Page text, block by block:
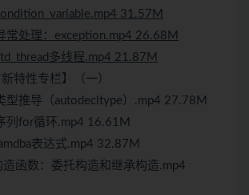
31.57M
常处理：exception.mp4 26.68M
多线程.mp4 21.87M
特性专栏】（一）
型推导（autodecltype）.mp4 27.78M
列for循环.mp4 16.61M
表达式.mp4 32.87M
函数：委托构造和继承构造.mp4